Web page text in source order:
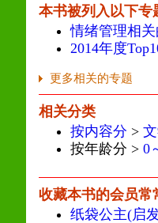
本书被列入以下专
情绪管理相
2014年度
更多相关的专题
相关分类
按内容分 >
按年龄分 > 0
收藏本书的会员常
纸袋公主(启